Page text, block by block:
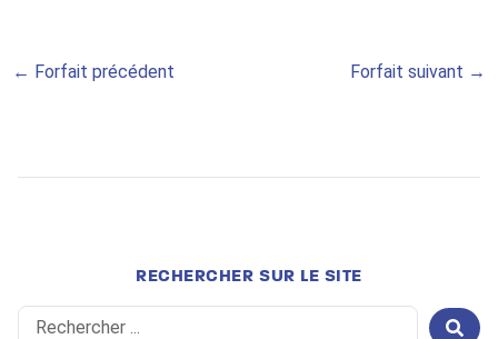
← Forfait précédent Forfait suivant →
RECHERCHER SUR LE SITE
Search